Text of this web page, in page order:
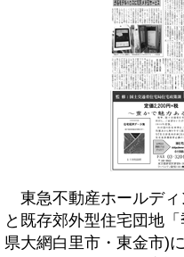
東急不動産ホールデ
と既存郊外型住宅団地
県大網白里市・東金市)